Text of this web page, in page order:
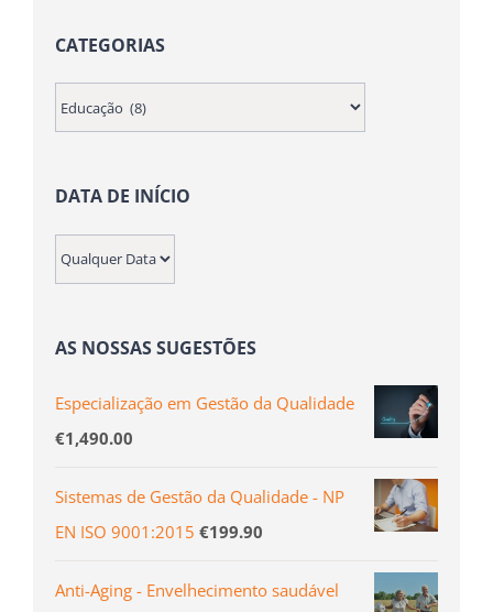
CATEGORIAS
DATA DE INÍCIO
AS NOSSAS SUGESTÕES
Especialização em Gestão da Qualidade
€1,490.00
Sistemas de Gestão da Qualidade - NP
EN ISO 9001:2015 €199.90
Anti-Aging - Envelhecimento saudável